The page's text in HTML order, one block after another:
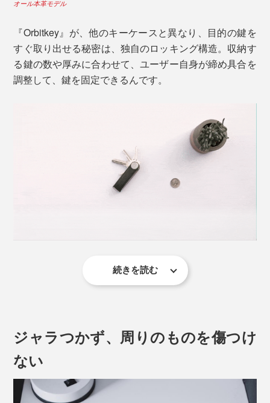
オール本革モデル
『Orbitkey』が、他のキーケースと異なり、目的の鍵を
すぐ取り出せる秘密は、独自のロッキング構造。収納す
る鍵の数や厚みに合わせて、ユーザー自身が締め具合を
調整して、鍵を固定できるんです。
れば、目的の鍵だけを取り出すことができるというわけ
です。
続きを読む
ジャラつかず、周りのものを傷つけ
ない